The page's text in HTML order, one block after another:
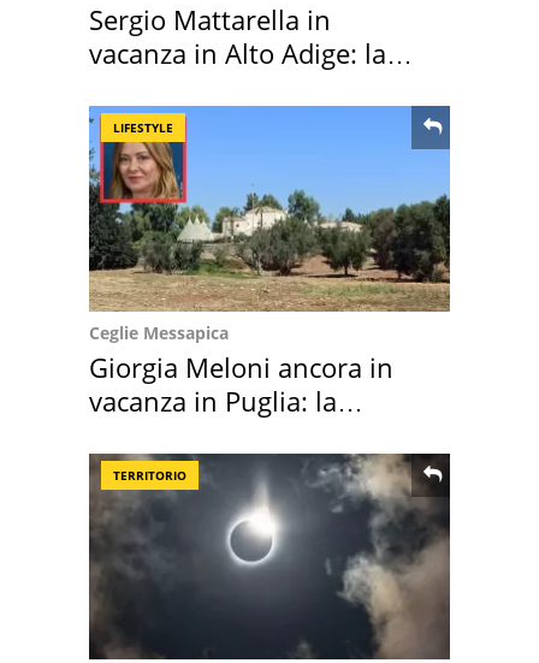
Sergio Mattarella in
vacanza in Alto Adige: la
LIFESTYLE
Ceglie Messapica
Giorgia Meloni ancora in
vacanza in Puglia: la
TERRITORIO